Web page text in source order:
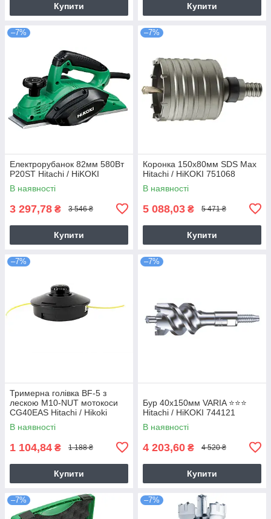
Купити Купити
–7%
Електрорубанок 82мм 580Вт
P20ST Hitachi / HiKOKI
В наявності
3 297,78 ₴ 3 546 ₴
Купити
–7%
Коронка 150х80мм SDS Max
Hitachi / HiKOKI 751068
В наявності
5 088,03 ₴ 5 471 ₴
Купити
–7%
Тримерна голівка BF-5 з
лескою M10-NUT мотокоси
CG40EAS Hitachi / Hikoki
6695784
В наявності
1 104,84 ₴ 1 188 ₴
Купити
–7%
Бур 40х150мм VARIA ⭐️⭐️⭐️
Hitachi / HiKOKI 744121
В наявності
4 203,60 ₴ 4 520 ₴
Купити
–7% –7%